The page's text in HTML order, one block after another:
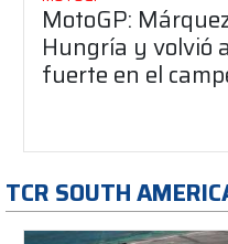
MotoGP:
Hungría y volvió
fuerte en el
TCR SOUTH